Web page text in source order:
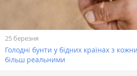
25 березня
Голодні бунти у бідних країнах з
більш реальними